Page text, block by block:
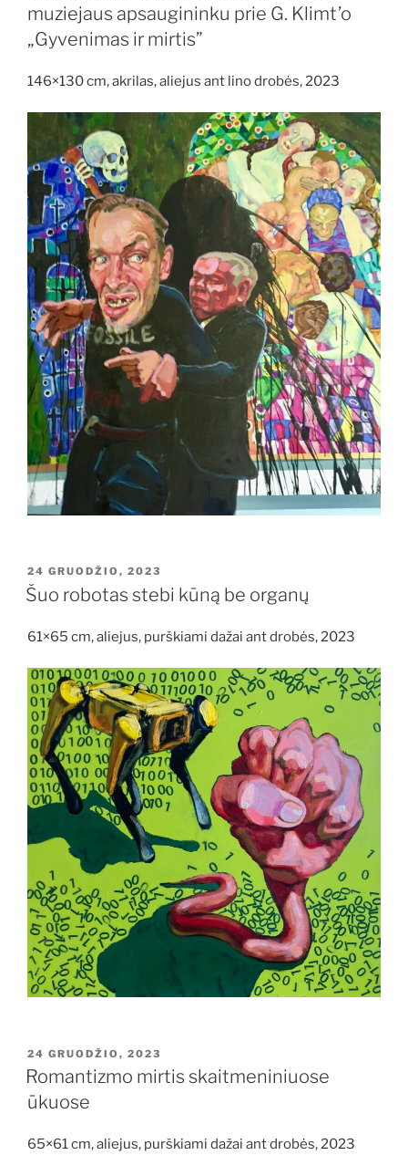
muziejaus apsaugininku prie G. Klimt’o
„Gyvenimas ir mirtis”
146×130 cm, akrilas, aliejus ant lino drobės, 2023
PASKELBTA
24 GRUODŽIO, 2023
Šuo robotas stebi kūną be organų
61×65 cm, aliejus, purškiami dažai ant drobės, 2023
PASKELBTA
24 GRUODŽIO, 2023
Romantizmo mirtis skaitmeniniuose
ūkuose
65×61 cm, aliejus, purškiami dažai ant drobės, 2023